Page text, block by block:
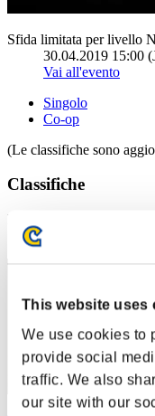
This website uses
We use cookies to
provide social
traffic. We also
our site with our
Sfida limitata per livello
30.04.2019 15:00
Vai all'evento
Singolo
Co-op
(Le classifiche sono
Classifiche
Posizione